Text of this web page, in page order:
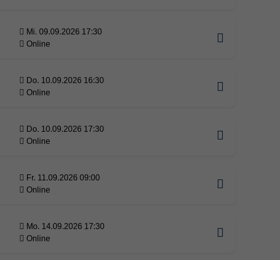
Mi. 09.09.2026 17:30
Online
Do. 10.09.2026 16:30
Online
Do. 10.09.2026 17:30
Online
Fr. 11.09.2026 09:00
Online
Mo. 14.09.2026 17:30
Online